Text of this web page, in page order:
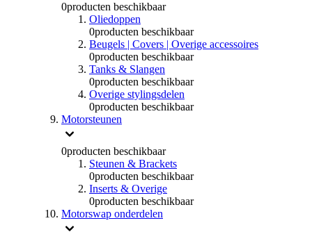
0producten beschikbaar
Oliedoppen
0producten beschikbaar
Beugels | Covers | Overige accessoires
0producten beschikbaar
Tanks & Slangen
0producten beschikbaar
Overige stylingsdelen
0producten beschikbaar
Motorsteunen
0producten beschikbaar
Steunen & Brackets
0producten beschikbaar
Inserts & Overige
0producten beschikbaar
Motorswap onderdelen